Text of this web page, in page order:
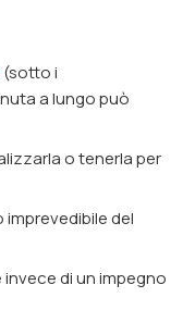
(sotto i
a lungo può
o tenerla per
del
invece di un impegno